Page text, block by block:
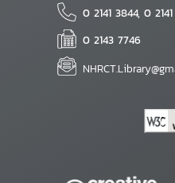
0 2141 3844, 0
0 2143 7746